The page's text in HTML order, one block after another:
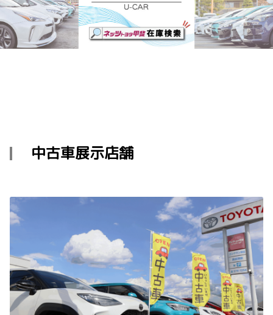
中古車展示店舗